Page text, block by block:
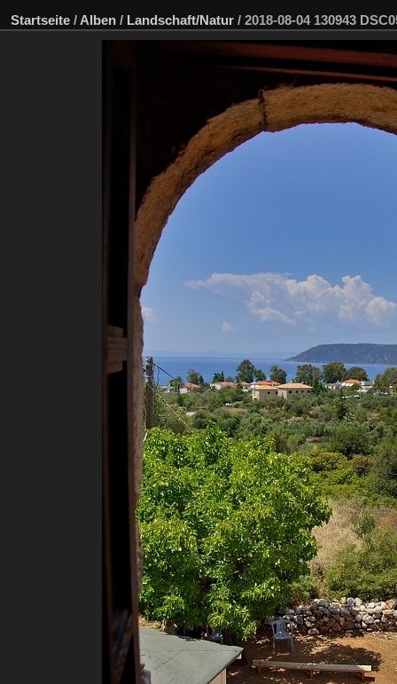
Startseite / Alben / Landschaft/Natur / 2018-08-04 130943